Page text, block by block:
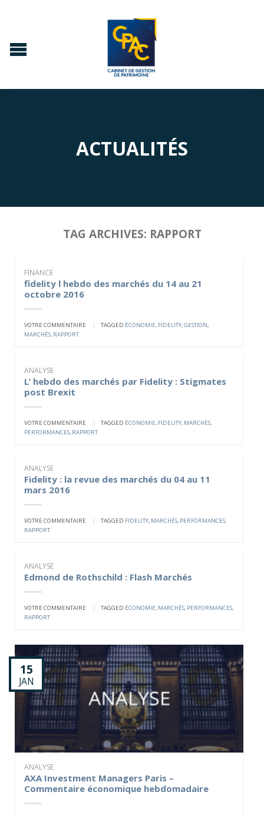
ACTUALITÉS
TAG ARCHIVES: RAPPORT
FINANCE
fidelity l hebdo des marchés du 14 au 21
octobre 2016
VOTRE COMMENTAIRE | TAGGED ÉCONOMIE, FIDELITY,GESTION,
MARCHÉS, RAPPORT
ANALYSE
L’ hebdo des marchés par Fidelity : Stigmates
post Brexit
VOTRE COMMENTAIRE | TAGGED ÉCONOMIE, FIDELITY, MARCHÉS,
PERFORMANCES, RAPPORT
ANALYSE
Fidelity : la revue des marchés du 04 au 11
mars 2016
VOTRE COMMENTAIRE | TAGGED FIDELITY, MARCHÉS, PERFORMANCES,
RAPPORT
ANALYSE
Edmond de Rothschild : Flash Marchés
VOTRE COMMENTAIRE | TAGGED ÉCONOMIE, MARCHÉS, PERFORMANCES,
RAPPORT
15
JAN
ANALYSE
AXA Investment Managers Paris –
Commentaire économique hebdomadaire